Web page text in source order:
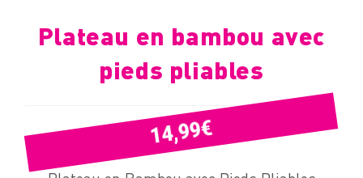
Plateau en bambou avec
pieds pliables
14,99€